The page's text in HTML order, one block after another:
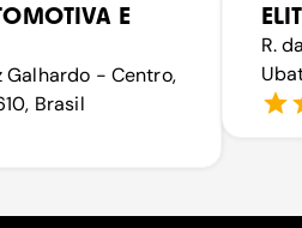
E
Galhardo - Centro,
Brasil
R.